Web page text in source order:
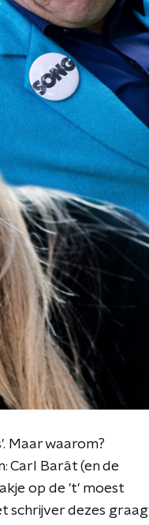
Maar waarom?
Carl Barât (en de
op de 't' moest
schrijver dezes graag